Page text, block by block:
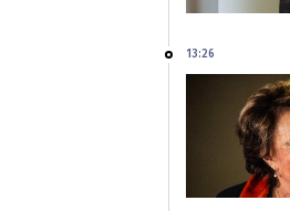
13:26